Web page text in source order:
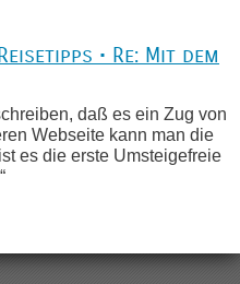
• Re: Mit dem
daß es ein Zug von
Webseite kann man die
es die erste Umsteigefreie